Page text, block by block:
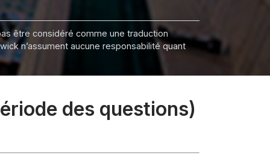
être considéré comme une traduction
n’assument aucune responsabilité quant
des questions)